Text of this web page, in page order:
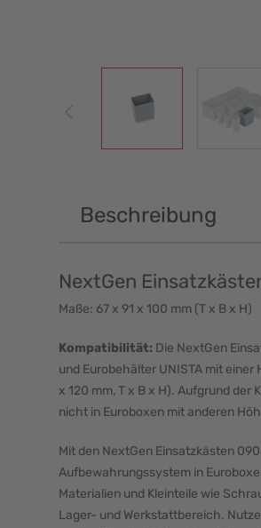
Beschreibung
NextGen
Maße: 67 x 91 x 100 mm (T x B x H)
Kompatibilität: Die NextGen
und Eurobehälter UNISTA mit
x 120 mm, T x B x H). Aufgrund
nicht in Euroboxen mit anderen
Mit den NextGen Einsatzkästen
Aufbewahrungssystem in
Materialien und Kleinteile wie
Lager- und Werkstattbereich.